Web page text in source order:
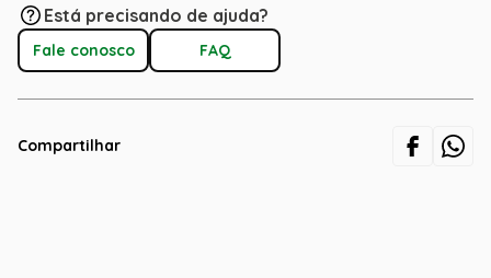
Está precisando de ajuda?
Fale conosco FAQ
Compartilhar